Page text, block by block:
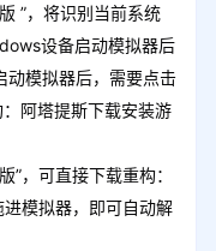
”，将识别当前系统
设备启动模拟器后
动模拟器后，需要点击
阿塔提斯下载安装游
，可直接下载重构：
模拟器，即可自动解